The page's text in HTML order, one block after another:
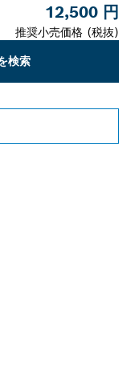
12,500 円
推奨小売価格 (税抜)
検索